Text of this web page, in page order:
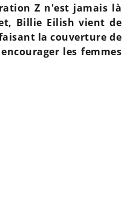
Z n'est jamais là
Billie Eilish vient de
la couverture de
les femmes